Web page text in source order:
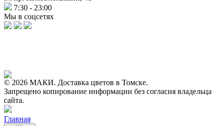
7:30 - 23:00
Мы в соцсетях
© 2026 МАКИ. Доставка цветов в Томске.
Запрещено копирование информации без согласия владельца
сайта.
Главная